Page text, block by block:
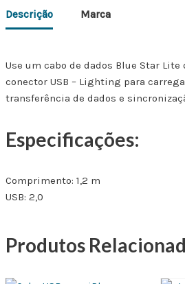
Descrição Marca
Use um cabo de dados Blue Star
conector USB – Lighting para
transferência de dados e
Especificações:
Comprimento: 1,2 m
USB: 2,0
Produtos